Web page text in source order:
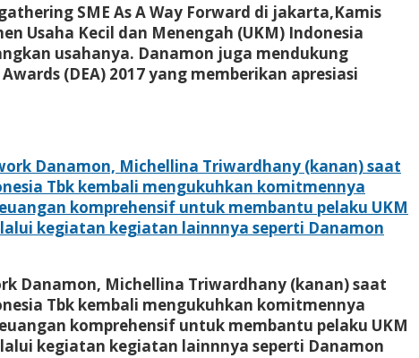
SME As A Way Forward di jakarta,Kamis
Usaha Kecil dan Menengah (UKM) Indonesia
usahanya. Danamon juga mendukung
(DEA) 2017 yang memberikan apresiasi
Danamon, Michellina Triwardhany (kanan) saat
Tbk kembali mengukuhkan komitmennya
komprehensif untuk membantu pelaku UKM
kegiatan kegiatan lainnnya seperti Danamon